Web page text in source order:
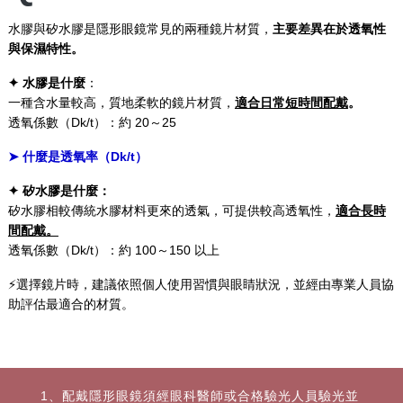
水膠與矽水膠是隱形眼鏡常見的兩種鏡片材質， 主要差異在於透氧性
與保濕特性。
✦ 水膠是什麼：
一種含水量較高，質地柔軟的鏡片材質， 適合日常短時間配戴。
透氧係數（Dk/t）：約 20～25
➤ 什麼是透氧率（Dk/t）
✦ 矽水膠是什麼：
矽水膠相較傳統水膠材料更來的透氣，可提供較高透氧性， 適合長時
間配戴。
透氧係數（Dk/t）：約 100～150 以上
⚡選擇鏡片時，建議依照個人使用習慣與眼睛狀況，並經由專業人員協
助評估最適合的材質。
1、配戴隱形眼鏡須經眼科醫師或合格驗光人員驗光並